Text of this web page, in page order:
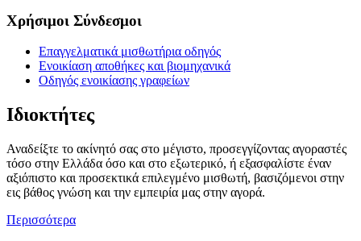
Χρήσιμοι Σύνδεσμοι
Επαγγελματικά μισθωτήρια οδηγός
Ενοικίαση αποθήκες και βιομηχανικά
Οδηγός ενοικίασης γραφείων
Ιδιοκτήτες
Αναδείξτε το ακίνητό σας στο μέγιστο, προσεγγίζοντας αγοραστές
τόσο στην Ελλάδα όσο και στο εξωτερικό, ή εξασφαλίστε έναν
αξιόπιστο και προσεκτικά επιλεγμένο μισθωτή, βασιζόμενοι στην
εις βάθος γνώση και την εμπειρία μας στην αγορά.
Περισσότερα